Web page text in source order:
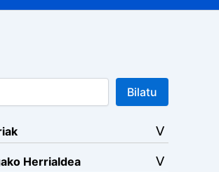
Bilatu
Herrialdea